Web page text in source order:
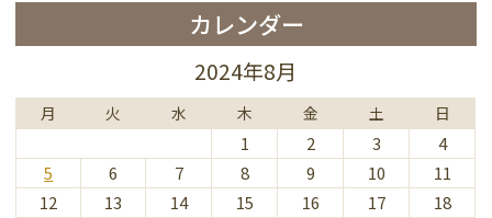
カレンダー
2024年8月
月 火 水 木 金 土 日
1 2 3
4
5
6 7 8 9 10
11
12
13 14 15 16 17
18